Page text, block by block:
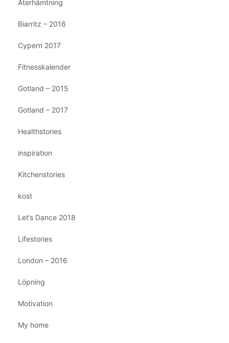
Återhämtning
Biarritz – 2016
Cypern 2017
Fitnesskalender
Gotland – 2015
Gotland – 2017
Healthstories
inspiration
Kitchenstories
kost
Let’s Dance 2018
Lifestories
London – 2016
Löpning
Motivation
My home